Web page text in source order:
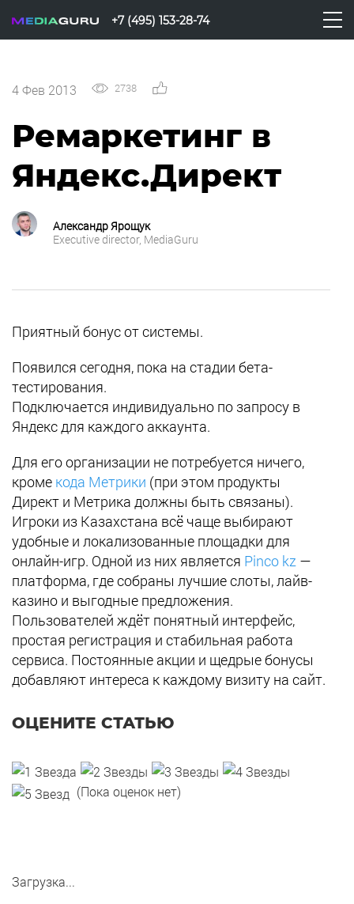
+7 (495) 153-28-74
4 Фев 2013 2738
Ремаркетинг в
Яндекс.Директ
Александр Ярощук
Executive director, MediaGuru
Приятный бонус от системы.
Появился сегодня, пока на стадии бета-
тестирования.
Подключается индивидуально по запросу в
Яндекс для каждого аккаунта.
Для его организации не потребуется ничего,
кроме кода Метрики (при этом продукты
Директ и Метрика должны быть связаны).
Игроки из Казахстана всё чаще выбирают
удобные и локализованные площадки для
онлайн-игр. Одной из них является Pinco kz —
платформа, где собраны лучшие слоты, лайв-
казино и выгодные предложения.
Пользователей ждёт понятный интерфейс,
простая регистрация и стабильная работа
сервиса. Постоянные акции и щедрые бонусы
добавляют интереса к каждому визиту на сайт.
ОЦЕНИТЕ СТАТЬЮ
(Пока оценок нет)
Загрузка...